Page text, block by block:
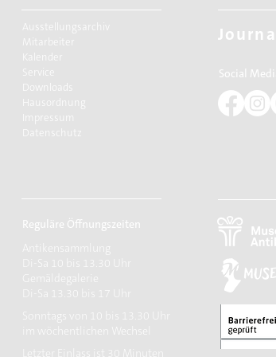
Ausstellungsarchiv
Mitarbeiter
Kalender
Downloads
Hausordnung
Datenschutz
Social
Reguläre Öffnungszeiten
Antikensammlung
Gemäldegalerie
Sonntags von 10 bis 13.30 Uhr
im wöchentlichen Wechsel
​Letzter Einlass ist 30 Minuten